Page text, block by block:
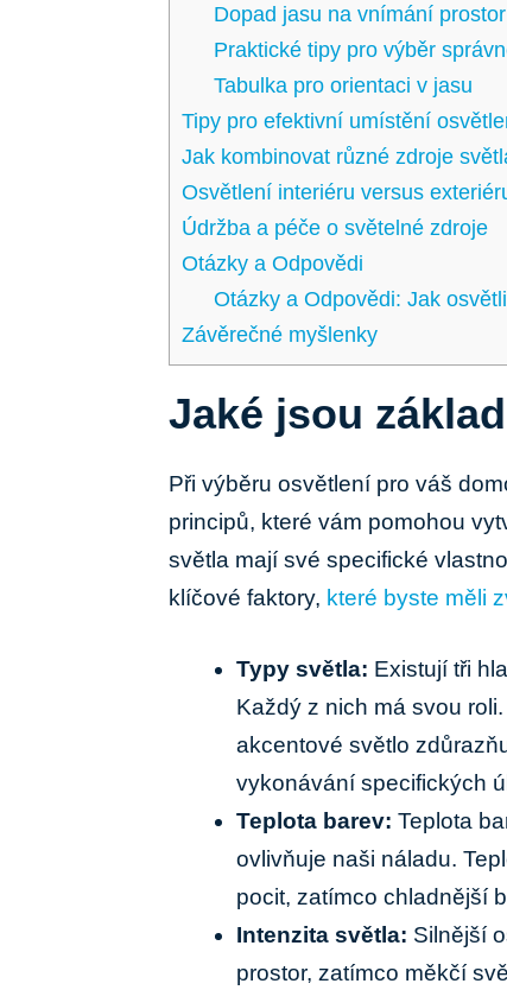
Dopad jasu na vnímání prostor
Praktické tipy pro výběr
Tabulka pro orientaci v jasu
Tipy pro efektivní umístění
Jak kombinovat různé zdroje
Osvětlení interiéru versus
Údržba a péče o světelné zdroje
Otázky a Odpovědi
Otázky a Odpovědi: Jak
Závěrečné myšlenky
Jaké jsou
Při výběru osvětlení pro váš
principů, které vám pomohou
světla mají své specifické
klíčové faktory, které byste měli
Typy světla: Existují tři
Každý z nich má svou
akcentové světlo
vykonávání specifických
Teplota barev: Teplota
ovlivňuje naši náladu.
pocit, zatímco chladnější
Intenzita světla: Silnější
prostor, zatímco měkčí